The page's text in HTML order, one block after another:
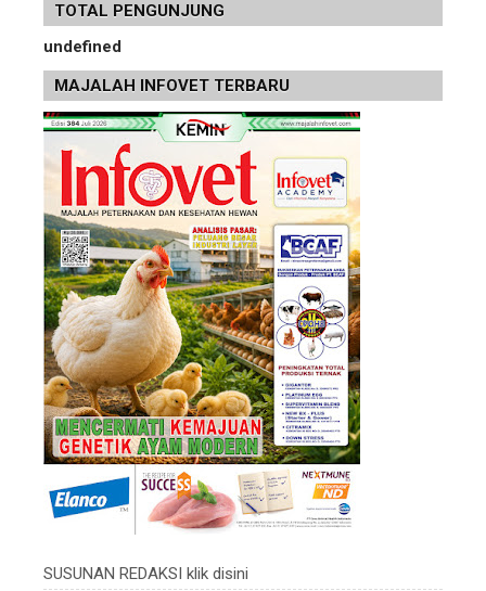
TOTAL PENGUNJUNG
undefned
MAJALAH INFOVET TERBARU
SUSUNAN REDAKSI klik disini